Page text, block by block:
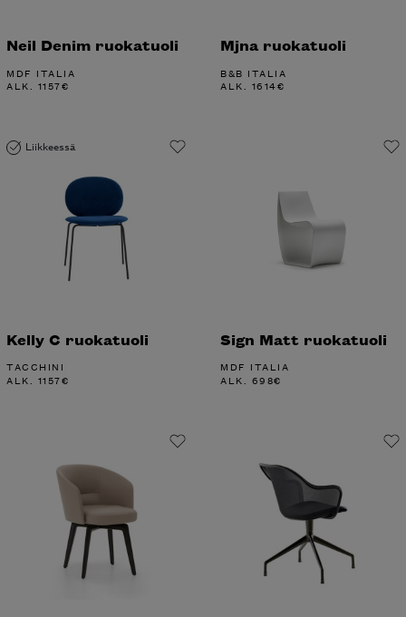
Neil Denim ruokatuoli
MDF ITALIA
ALK. 1157€
Mjna ruokatuoli
B&B ITALIA
ALK. 1614€
Liikkeessä
Kelly C ruokatuoli
TACCHINI
ALK. 1157€
Sign Matt ruokatuoli
MDF ITALIA
ALK. 698€